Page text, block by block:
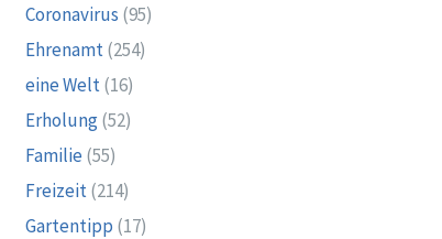
Coronavirus (95)
Ehrenamt(254)
eine Welt(16)
Erholung(52)
Familie (55)
Freizeit(214)
Gartentipp (17)